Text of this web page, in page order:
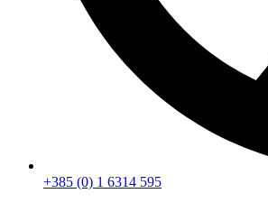
+385 (0) 1 6314 595